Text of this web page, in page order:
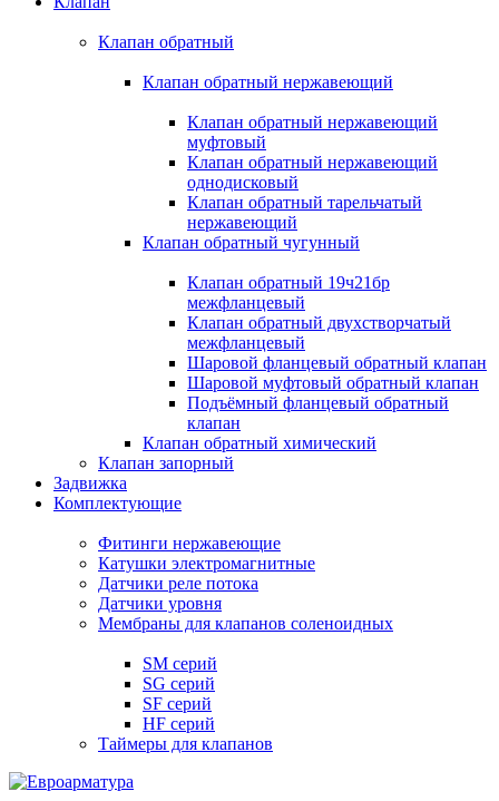
Клапан обратный
Клапан обратный нержавеющий
Клапан обратный нержавеющий
муфтовый
Клапан обратный нержавеющий
однодисковый
Клапан обратный тарельчатый
нержавеющий
Клапан обратный чугунный
Клапан обратный 19ч21бр
межфланцевый
Клапан обратный двухстворчатый
межфланцевый
Шаровой фланцевый обратный клапан
Шаровой муфтовый обратный клапан
Подъёмный фланцевый обратный
клапан
Клапан обратный химический
Клапан запорный
Задвижка
Комплектующие
Фитинги нержавеющие
Катушки электромагнитные
Датчики реле потока
Датчики уровня
Мембраны для клапанов соленоидных
SM серий
SG серий
SF серий
HF серий
Таймеры для клапанов